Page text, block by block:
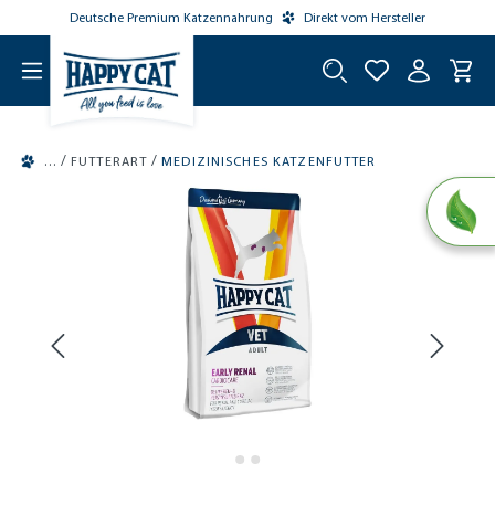
springen
Deutsche Premium Katzennahrung Direkt vom Hersteller
/ FUTTERART / MEDIZINISCHES KATZENFUTTER